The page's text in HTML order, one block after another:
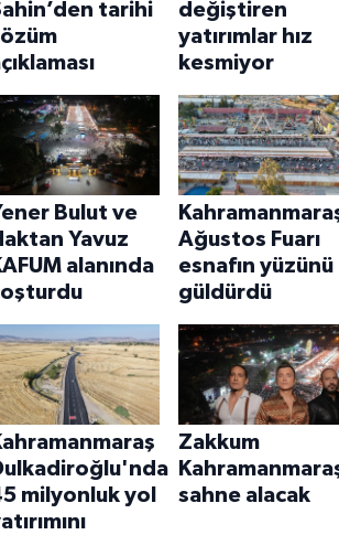
tarihi
değiştiren
yatırımlar hız
kesmiyor
Bulut ve
Yavuz
alanında
Ağustos Fuarı
esnafın yüzünü
güldürdü
milyonluk yol
Zakkum
sahne alacak